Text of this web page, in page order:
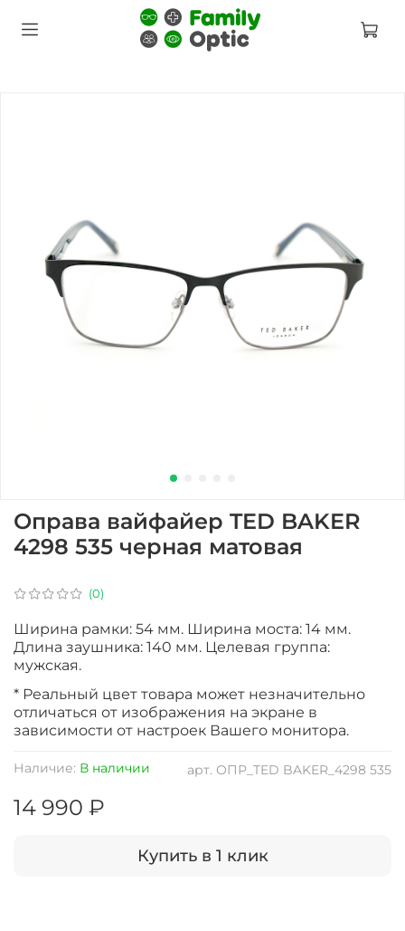
(0)
арт. ОПР_TED BAKER_4298 535
Наличие: В наличии
Оправа вайфайер TED BAKER
4298 535 черная матовая
14 990 ₽
Купить в 1 клик
Ширина рамки: 54 мм. Ширина моста: 14 мм.
Длина заушника: 140 мм. Целевая группа:
мужская.
* Реальный цвет товара может незначительно
отличаться от изображения на экране в
зависимости от настроек Вашего монитора.